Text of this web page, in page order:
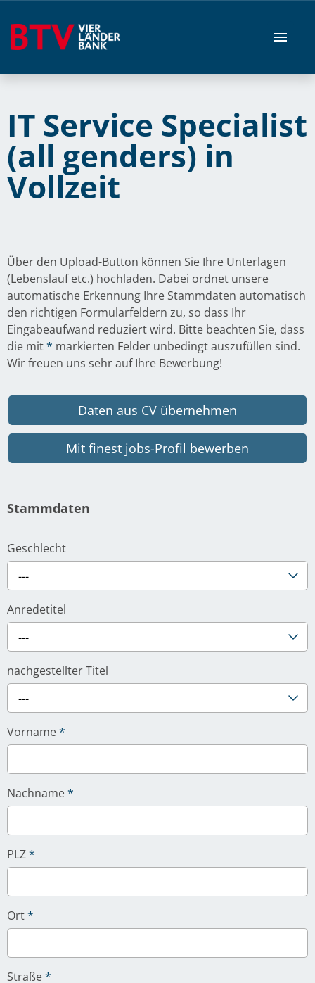
IT Service Specialist
(all genders) in
Vollzeit
Über den Upload-Button können Sie Ihre Unterlagen
(Lebenslauf etc.) hochladen. Dabei ordnet unsere
automatische Erkennung Ihre Stammdaten automatisch
den richtigen Formularfeldern zu, so dass Ihr
Eingabeaufwand reduziert wird. Bitte beachten Sie, dass
die mit* markierten Felder unbedingt auszufüllen sind.
Wir freuen uns sehr auf Ihre Bewerbung!
Daten aus CV übernehmen
Mit finest jobs-Profil bewerben
Stammdaten
Geschlecht
---
Anredetitel
---
nachgestellter Titel
---
Vorname*
Nachname*
PLZ*
Ort*
Straße*